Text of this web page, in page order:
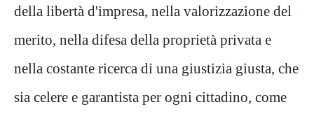
della libertà d'impresa, nella valorizzazione del
merito, nella difesa della proprietà privata e
nella costante ricerca di una giustizia giusta, che
sia celere e garantista per ogni cittadino, come